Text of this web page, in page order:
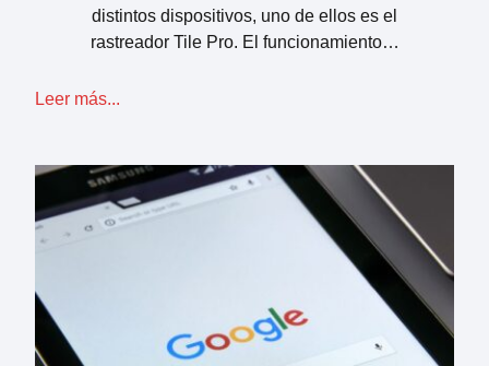
distintos dispositivos, uno de ellos es el
rastreador Tile Pro. El funcionamiento…
Leer más...